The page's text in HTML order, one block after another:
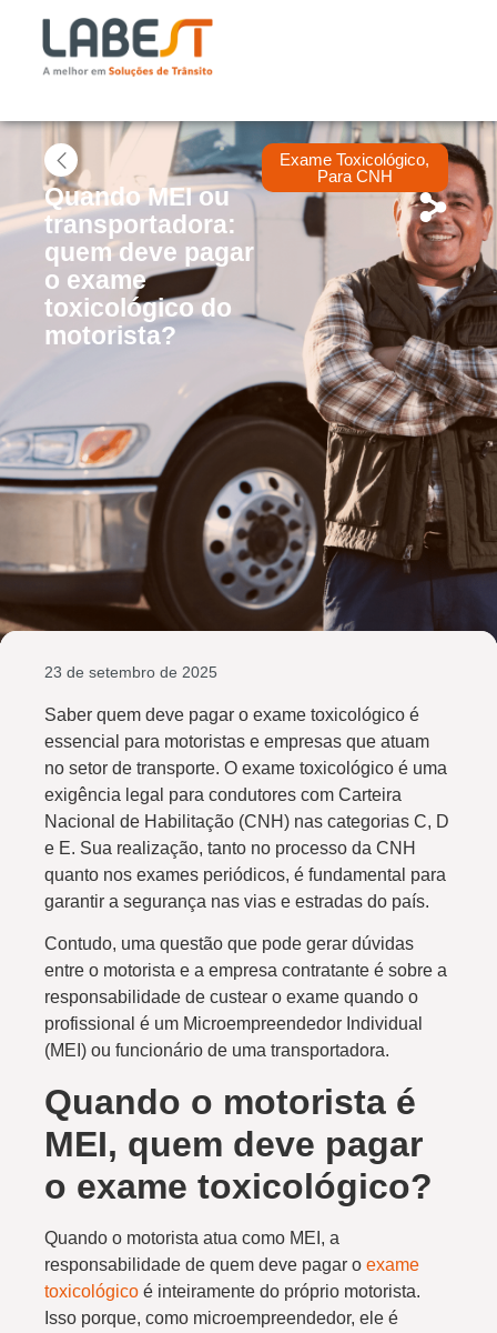
Quando MEI ou
transportadora:
quem deve pagar
o exame
toxicológico do
motorista?
Exame Toxicológico,
Para CNH
23 de setembro de 2025
Saber quem deve pagar o exame toxicológico é
essencial para motoristas e empresas que atuam
no setor de transporte. O exame toxicológico é uma
exigência legal para condutores com Carteira
Nacional de Habilitação (CNH) nas categorias C, D
e E. Sua realização, tanto no processo da CNH
quanto nos exames periódicos, é fundamental para
garantir a segurança nas vias e estradas do país.
Contudo, uma questão que pode gerar dúvidas
entre o motorista e a empresa contratante é sobre a
responsabilidade de custear o exame quando o
profissional é um Microempreendedor Individual
(MEI) ou funcionário de uma transportadora.
Quando o motorista é
MEI, quem deve pagar
o exame toxicológico?
Quando o motorista atua como MEI, a
responsabilidade de quem deve pagar o exame
toxicológico é inteiramente do próprio motorista.
Isso porque, como microempreendedor, ele é